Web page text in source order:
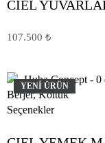
CIEL
107.500 ₺
YENİ ÜRÜN
Seçenekler